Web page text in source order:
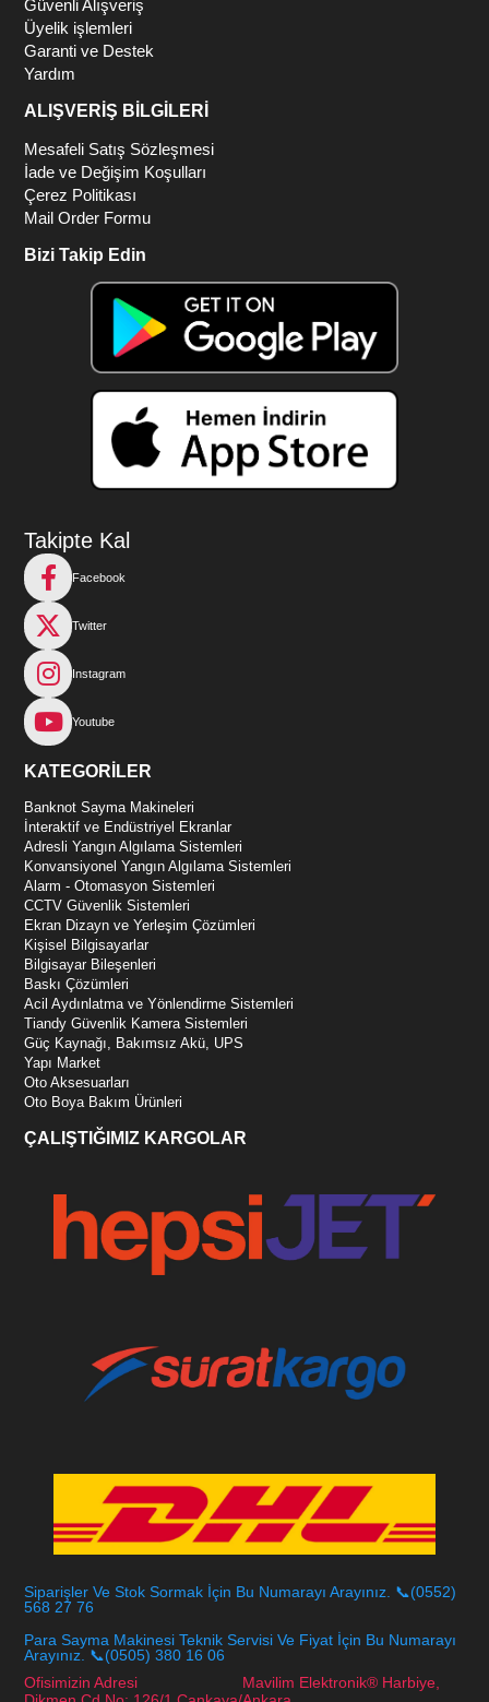
Güvenli Alışveriş
Üyelik işlemleri
Garanti ve Destek
Yardım
ALIŞVERİŞ BİLGİLERİ
Mesafeli Satış Sözleşmesi
İade ve Değişim Koşulları
Çerez Politikası
Mail Order Formu
Bizi Takip Edin
Takipte Kal
Facebook
Twitter
Instagram
Youtube
KATEGORİLER
Banknot Sayma Makineleri
İnteraktif ve Endüstriyel Ekranlar
Adresli Yangın Algılama Sistemleri
Konvansiyonel Yangın Algılama Sistemleri
Alarm - Otomasyon Sistemleri
CCTV Güvenlik Sistemleri
Ekran Dizayn ve Yerleşim Çözümleri
Kişisel Bilgisayarlar
Bilgisayar Bileşenleri
Baskı Çözümleri
Acil Aydınlatma ve Yönlendirme Sistemleri
Tiandy Güvenlik Kamera Sistemleri
Güç Kaynağı, Bakımsız Akü, UPS
Yapı Market
Oto Aksesuarları
Oto Boya Bakım Ürünleri
ÇALIŞTIĞIMIZ KARGOLAR
Siparişler Ve Stok Sormak İçin Bu Numarayı Arayınız. 📞(0552)
568 27 76
Para Sayma Makinesi Teknik Servisi Ve Fiyat İçin Bu Numarayı
Arayınız. 📞(0505) 380 16 06
Ofisimizin Adresi Mavilim Elektronik® Harbiye,